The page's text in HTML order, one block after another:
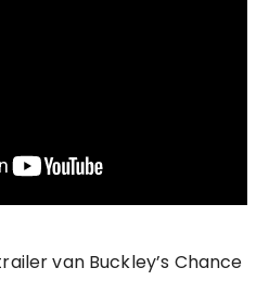
van Buckley’s Chance